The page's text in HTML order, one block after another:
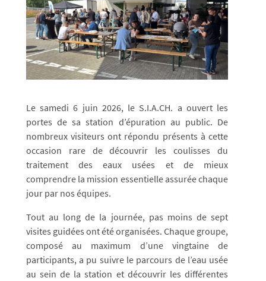
Le samedi 6 juin 2026, le S.I.A.CH. a ouvert les
portes de sa station d’épuration au public. De
nombreux visiteurs ont répondu présents à cette
occasion rare de découvrir les coulisses du
traitement des eaux usées et de mieux
comprendre la mission essentielle assurée chaque
jour par nos équipes.
Tout au long de la journée, pas moins de sept
visites guidées ont été organisées. Chaque groupe,
composé au maximum d’une vingtaine de
participants, a pu suivre le parcours de l’eau usée
au sein de la station et découvrir les différentes